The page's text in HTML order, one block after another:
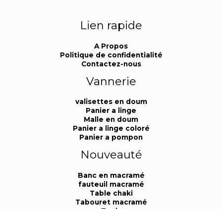
Lien rapide
A Propos
Politique de confidentialité
Contactez-nous
Vannerie
valisettes en doum
Panier a linge
Malle en doum
Panier a linge coloré
Panier a pompon
Nouveauté
Banc en macramé
fauteuil macramé
Table chaki
Tabouret macramé